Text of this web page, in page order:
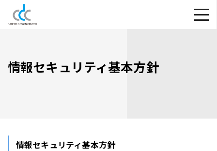
情報セキュリティ基本方針
情報セキュリティ基本方針